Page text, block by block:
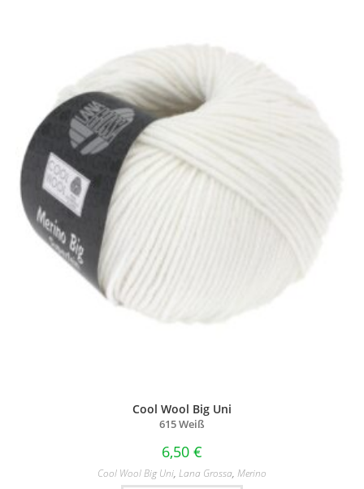
Cool Wool Big Uni
615 Weiß
6,50 €
Cool Wool Big Uni, Lana Grossa, Merino